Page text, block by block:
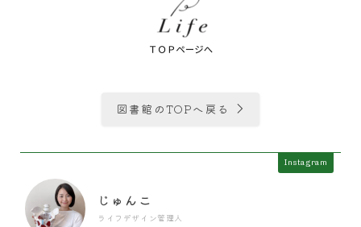
図書館のTOPへ戻る
Instagram
じゅんこ
ライフデザイン管理人